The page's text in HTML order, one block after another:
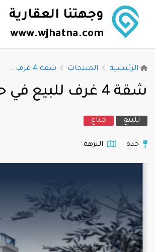
وجهتنا العقارية
www.wjhatna.com
الرئيسية المنتجات شقة 4 غرف...
شقة 4 غرف للبيع في حي النزهة مشروع جوهرة النزهة 108
للبيع مباع
جدة النزهة